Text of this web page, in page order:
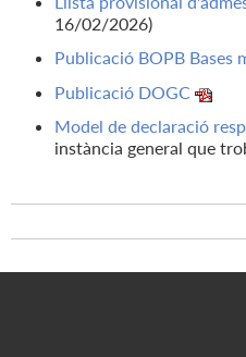
16/02/2026)
Publicació BOPB Bases
Publicació DOGC
Model de declaració
instància general que